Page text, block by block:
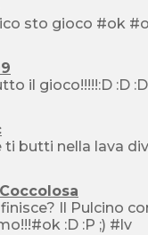
sto gioco #ok
il gioco!!!!!:D :D :D
ti butti nella lava
Il Pulcino
:D :P ;) #lv